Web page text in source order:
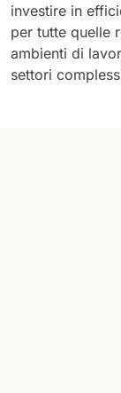
investire in
per tutte quelle
ambienti di
settori